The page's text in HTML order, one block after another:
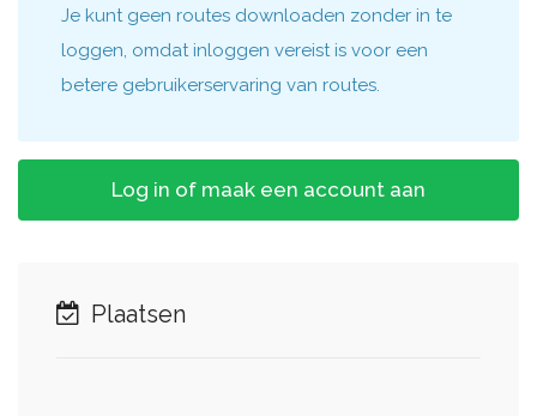
Je kunt geen routes downloaden zonder in te
loggen, omdat inloggen vereist is voor een
betere gebruikerservaring van routes.
Log in of maak een account aan
Plaatsen